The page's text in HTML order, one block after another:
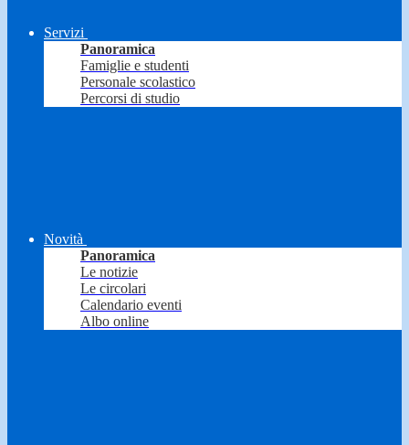
Servizi
Panoramica
Famiglie e studenti
Personale scolastico
Percorsi di studio
Novità
Panoramica
Le notizie
Le circolari
Calendario eventi
Albo online